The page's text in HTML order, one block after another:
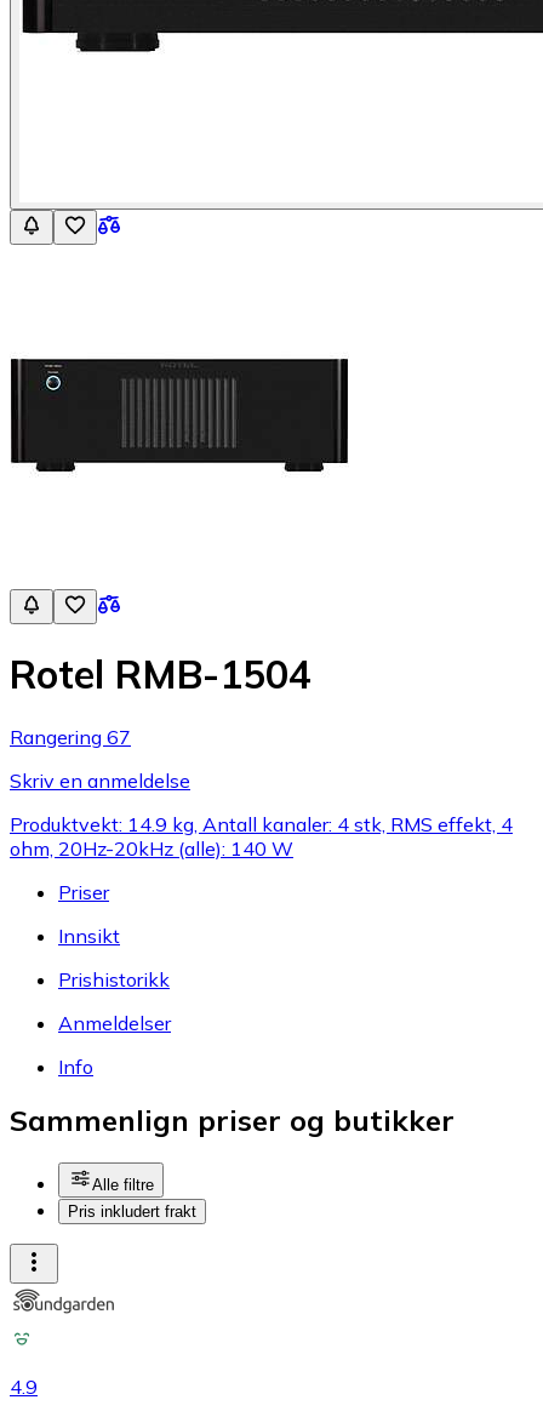
Rotel RMB-1504
Rangering 67
Skriv en anmeldelse
Produktvekt: 14.9 kg, Antall kanaler: 4 stk, RMS effekt, 4
ohm, 20Hz-20kHz (alle): 140 W
Priser
Innsikt
Prishistorikk
Anmeldelser
Info
Sammenlign priser og butikker
Alle filtre
Pris inkludert frakt
4.9